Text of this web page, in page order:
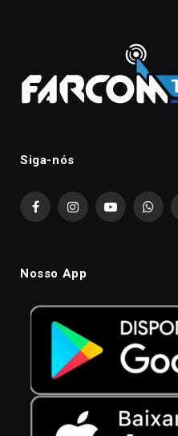
Siga-nós
FacebookInstagramYouTube
Nosso App